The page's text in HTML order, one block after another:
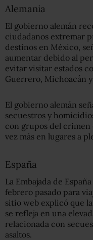
Alemania
El gobierno alemán
ciudadanos extremar
destinos en México,
aumentar debido al
evitar visitar estados
Guerrero, Michoacán y
El gobierno alemán
secuestros y
con grupos del crimen
vez más en lugares a
España
La Embajada de
febrero pasado para
sitio web explicó que
se refleja en una
relacionada con
asaltos.